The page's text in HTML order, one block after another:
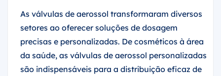
As válvulas de aerossol transformaram diversos
setores ao oferecer soluções de dosagem
precisas e personalizadas. De cosméticos à área
da saúde, as válvulas de aerossol personalizadas
são indispensáveis para a distribuição eficaz de